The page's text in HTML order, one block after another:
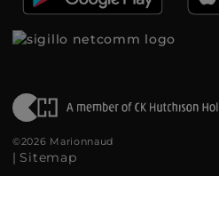
©2026 Marionnaud
| Sitemap